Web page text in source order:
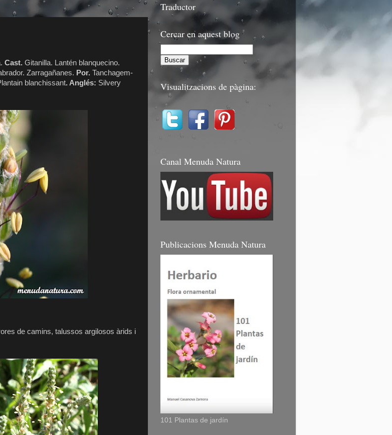
Cast. Gitanilla. Lantén blanquecino.
Zarragañanes. Por. Tanchagem-
blanchissant. Anglés: Silvery
de camins, talussos argilosos àrids i
Traductor
Cercar en aquest blog
Visualitzacions de pàgina:
Canal Menuda Natura
Publicacions Menuda Natura
101 Plantas de jardín